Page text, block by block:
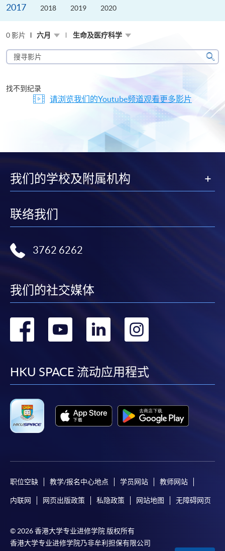
2017 2018 2019 2020
0 影片 六月 生命及医疗科学
搜
寻
片
搜
找不到纪录
请浏览我们的Youtube频道观看更多影片
我们的学校及附属机构
联络我们
3762 6262
我们的社交媒体
转
facebook
转
youtube
转
linkedin
转
HKU SPACE 流动应用程式
职位空缺 教学/报名中心地点 学员网站 教师网站
内联网 网页出版政策 私隐政策 网站地图 无障碍网页
© 2026 香港大学专业进修学院 版权所有
香港大学专业进修学院乃非牟利担保有限公司